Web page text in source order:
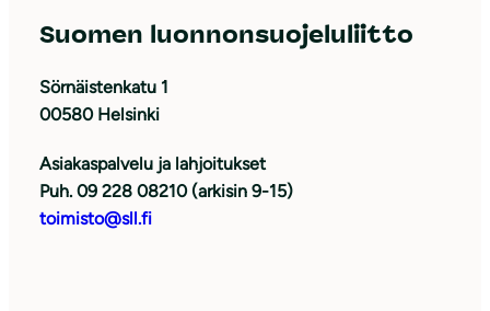
Suomen luonnonsuojeluliitto
Sörnäistenkatu 1
00580 Helsinki
Asiakaspalvelu ja lahjoitukset
Puh. 09 228 08210 (arkisin 9-15)
toimisto@sll.fi